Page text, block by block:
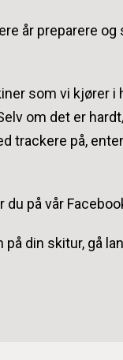
år preparere
som vi kjører
om det er
trackere på,
på vår
på din skitur, gå